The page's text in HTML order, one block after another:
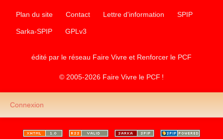
Plan du site Contact Lettre d'information SPIP
Sarka-SPIP GPLv3
édité par le réseau Faire Vivre et Renforcer le PCF
© 2005-2026 Faire Vivre le PCF !
Connexion